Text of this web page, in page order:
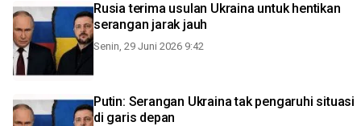
Rusia terima usulan Ukraina untuk hentikan
serangan jarak jauh
Senin, 29 Juni 2026 9:42
Putin: Serangan Ukraina tak pengaruhi situasi
di garis depan